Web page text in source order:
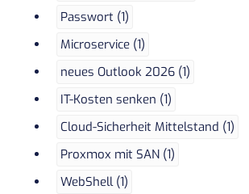
Passwort (1)
Microservice (1)
neues Outlook 2026 (1)
IT-Kosten senken (1)
Cloud-Sicherheit Mittelstand (1)
Proxmox mit SAN (1)
WebShell (1)